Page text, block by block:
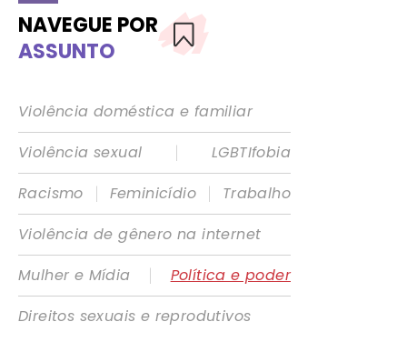
NAVEGUE POR
ASSUNTO
Violência doméstica e familiar
Violência sexual
|
LGBTIfobia
Racismo
| Feminicídio |
Trabalho
Violência de gênero na internet
Mulher e Mídia
|
Política e poder
Direitos sexuais e reprodutivos